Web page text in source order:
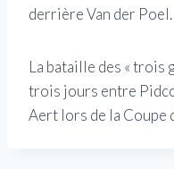
derrière Van der Poel.
La bataille des « trois
trois jours entre
Aert lors de la Coupe